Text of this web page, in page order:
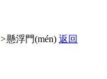
>懸浮門(mén) 返回